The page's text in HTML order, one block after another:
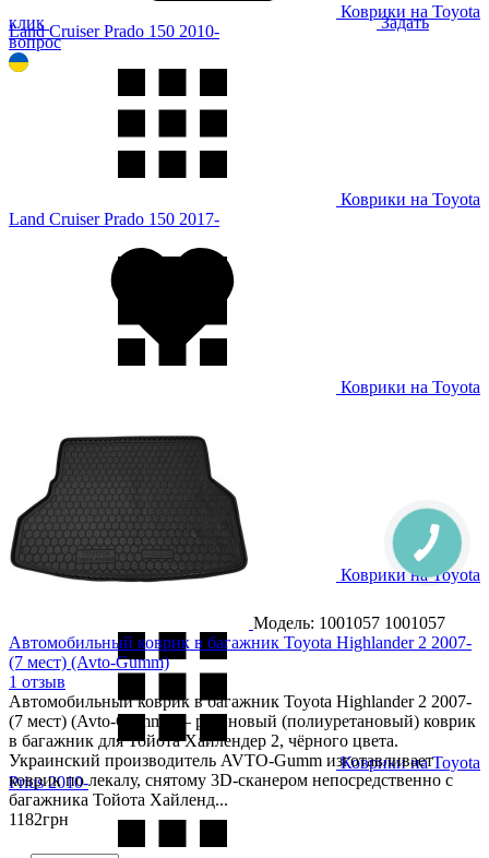
Коврики на Toyota
Land Cruiser Prado 150 2010-
Коврики на Toyota
Land Cruiser Prado 150 2017-
Коврики на Toyota
Коврики на Toyota
Коврики на Toyota
Prius 2010-
клик
Задать
вопрос
Модель: 1001057 1001057
Автомобильный коврик в багажник Toyota Highlander 2 2007-
(7 мест) (Avto-Gumm)
1 отзыв
Автомобильный коврик в багажник Toyota Highlander 2 2007-
(7 мест) (Avto-Gumm) — резиновый (полиуретановый) коврик
в багажник для Тойота Хайлендер 2, чёрного цвета.
Украинский производитель AVTO-Gumm изготавливает
коврик по лекалу, снятому 3D-сканером непосредственно с
багажника Тойота Хайленд...
1182грн